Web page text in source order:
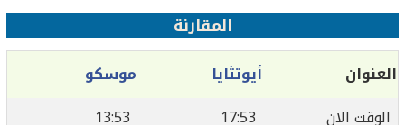
المقارنة
العنوان أيوتثايا
موسكو
الوقت الان
17:53
13:53